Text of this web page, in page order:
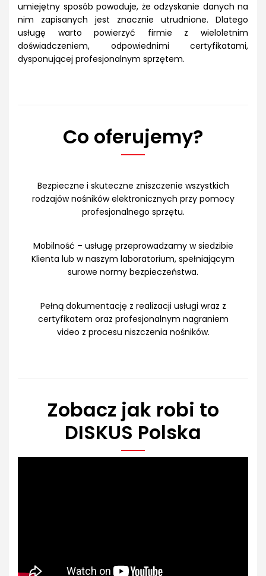
umiejętny sposób powoduje, że odzyskanie danych na
nim zapisanych jest znacznie utrudnione. Dlatego
usługę warto powierzyć firmie z wieloletnim
doświadczeniem, odpowiednimi certyfikatami,
dysponującej profesjonalnym sprzętem.
Co oferujemy?
Bezpieczne i skuteczne zniszczenie wszystkich
rodzajów nośników elektronicznych przy pomocy
profesjonalnego sprzętu.
Mobilność – usługę przeprowadzamy w siedzibie
Klienta lub w naszym laboratorium, spełniającym
surowe normy bezpieczeństwa.
Pełną dokumentację z realizacji usługi wraz z
certyfikatem oraz profesjonalnym nagraniem
video z procesu niszczenia nośników.
Zobacz jak robi to
DISKUS Polska